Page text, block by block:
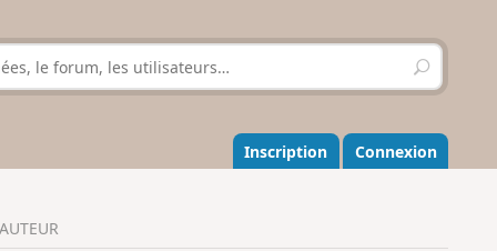
R
e
h
e
r
Inscription Connexion
AUTEUR